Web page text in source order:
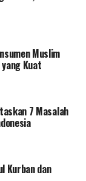
Muslim
Kuat
7 Masalah
Kurban dan